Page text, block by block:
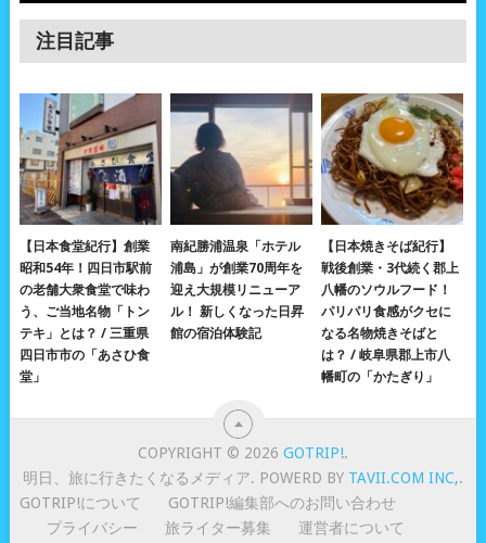
注目記事
【日本食堂紀行】創業
昭和54年！四日市駅前
の老舗大衆食堂で味わ
う、ご当地名物「トン
テキ」とは？ / 三重県
四日市市の「あさひ食
堂」
南紀勝浦温泉「ホテル
浦島」が創業70周年を
迎え大規模リニューア
ル！ 新しくなった日昇
館の宿泊体験記
【日本焼きそば紀行】
戦後創業・3代続く郡上
八幡のソウルフード！
パリパリ食感がクセに
なる名物焼きそばと
は？ / 岐阜県郡上市八
幡町の「かたぎり」
COPYRIGHT © 2026GOTRIP!.
明日、旅に行きたくなるメディア. POWERD BY TAVII.COM INC,.
GOTRIP!について
GOTRIP!編集部へのお問い合わせ
プライバシー
旅ライター募集 運営者について